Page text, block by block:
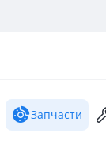
Запчасти